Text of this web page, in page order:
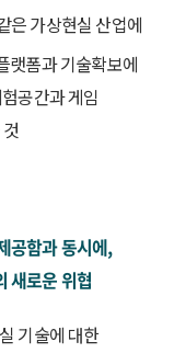
은 가상현실 산업에
랫폼과 기술확보에
공간과 게임
공함과 동시에,
새로운 위협
기술에 대한